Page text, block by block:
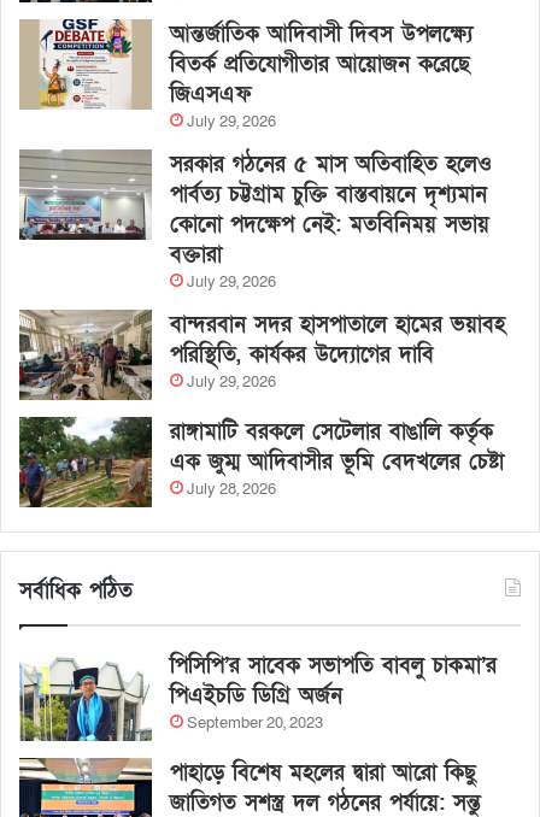
আন্তর্জাতিক আদিবাসী দিবস উপলক্ষ্যে
বিতর্ক প্রতিযোগীতার আয়োজন করেছে
জিএসএফ
July 29, 2026
সরকার গঠনের ৫ মাস অতিবাহিত হলেও
পার্বত্য চট্টগ্রাম চুক্তি বাস্তবায়নে দৃশ্যমান
কোনো পদক্ষেপ নেই: মতবিনিময় সভায়
বক্তারা
July 29, 2026
বান্দরবান সদর হাসপাতালে হামের ভয়াবহ
পরিস্থিতি, কার্যকর উদ্যোগের দাবি
July 29, 2026
রাঙ্গামাটি বরকলে সেটেলার বাঙালি কর্তৃক
এক জুম্ম আদিবাসীর ভূমি বেদখলের চেষ্টা
July 28, 2026
সর্বাধিক পঠিত
পিসিপি’র সাবেক সভাপতি বাবলু চাকমা’র
পিএইচডি ডিগ্রি অর্জন
September 20, 2023
পাহাড়ে বিশেষ মহলের দ্বারা আরো কিছু
জাতিগত সশস্ত্র দল গঠনের পর্যায়ে: সন্তু